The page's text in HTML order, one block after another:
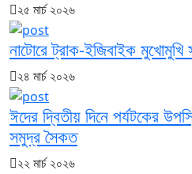
২৫ মার্চ ২০২৬
নাটোরে ট্রাক-ইজিবাইক মুখোমুখি
২৪ মার্চ ২০২৬
ঈদের দ্বিতীয় দিনে পর্যটকের
সমুদ্র সৈকত
২২ মার্চ ২০২৬